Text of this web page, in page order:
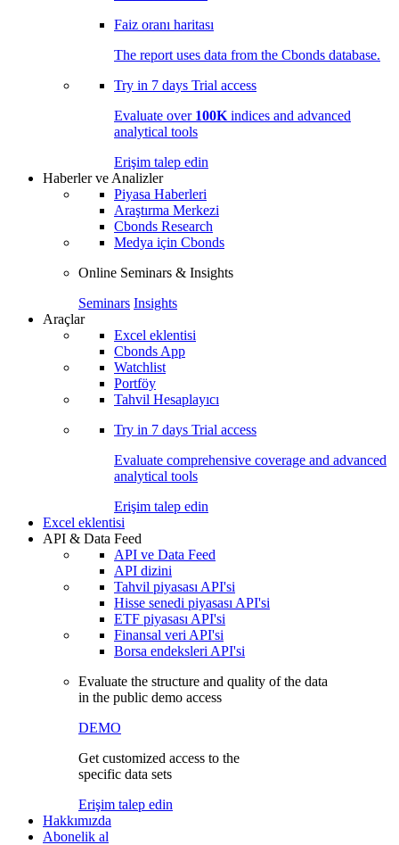
Faiz oranı haritası
The report uses data from the Cbonds database.
Try in 7 days Trial access
Evaluate over 100K indices and advanced
analytical tools
Erişim talep edin
Haberler ve Analizler
Piyasa Haberleri
Araştırma Merkezi
Cbonds Research
Medya için Cbonds
Online Seminars & Insights
Seminars Insights
Araçlar
Excel eklentisi
Cbonds App
Watchlist
Portföy
Tahvil Hesaplayıcı
Try in 7 days Trial access
Evaluate comprehensive coverage and advanced
analytical tools
Erişim talep edin
Excel eklentisi
API & Data Feed
API ve Data Feed
API dizini
Tahvil piyasası API'si
Hisse senedi piyasası API'si
ETF piyasası API'si
Finansal veri API'si
Borsa endeksleri API'si
Evaluate the structure and quality of the data
in the public demo access
DEMO
Get customized access to the
specific data sets
Erişim talep edin
Hakkımızda
Abonelik al